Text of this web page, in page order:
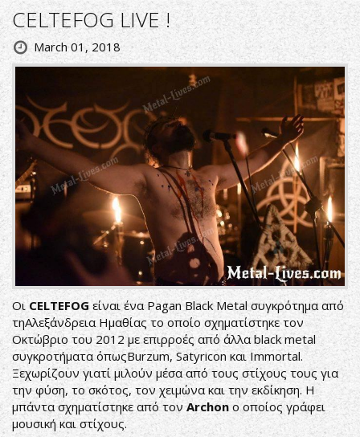
CELTEFOG LIVE !
March 01, 2018
ΟιCELTEFOGείναι ένα Pagan Black Metal συγκρότημα από
τηΑλεξάνδρεια Ημαθίας το οποίο σχηματίστηκε τoν
Οκτώβριο του 2012 με επιρροές από άλλα black metal
συγκροτήματα όπωςBurzum, Satyricon και Immortal.
Ξεχωρίζουν γιατί μιλούν μέσα από τους στίχους τους για
την φύση, το σκότος, τον χειμώνα και την εκδίκηση. Η
μπάντα σχηματίστηκε από τονArchon o οποίος γράφει
μουσική και στίχους.